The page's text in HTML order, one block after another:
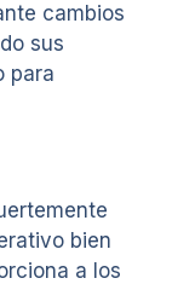
cambios
sus
para
bien
a los